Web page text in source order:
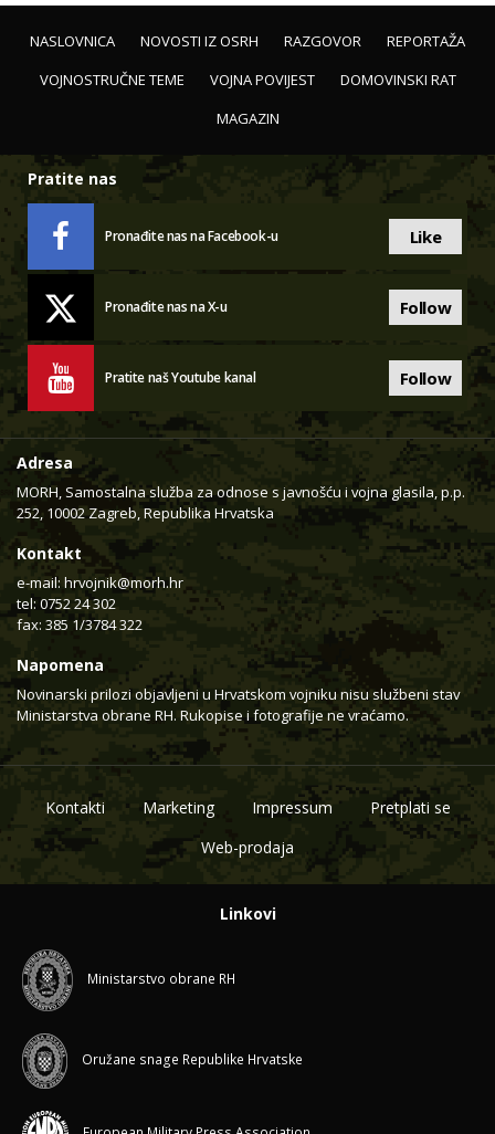
NASLOVNICA NOVOSTI IZ OSRH RAZGOVOR
REPORTAŽA
VOJNOSTRUČNE TEME
VOJNA POVIJEST
DOMOVINSKI RAT
MAGAZIN
Pratite nas
Pronađite nas na Facebook-u Like
Pronađite nas na X-u Follow
Pratite naš Youtube kanal Follow
Adresa
MORH, Samostalna služba za odnose s javnošću i vojna glasila, p.p.
252, 10002 Zagreb, Republika Hrvatska
Kontakt
e-mail: hrvojnik@morh.hr
tel: 0752 24 302
fax: 385 1/3784 322
Napomena
Novinarski prilozi objavljeni u Hrvatskom vojniku nisu službeni stav
Ministarstva obrane RH. Rukopise i fotografije ne vraćamo.
Kontakti Marketing Impressum
Pretplati se
Web-prodaja
Linkovi
Ministarstvo obrane RH
Oružane snage Republike Hrvatske